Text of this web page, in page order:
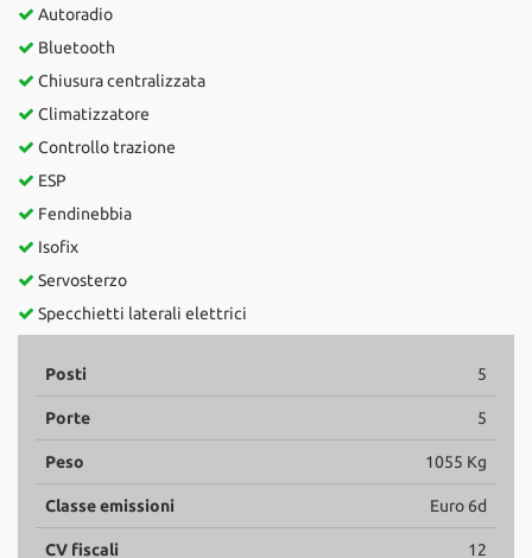
Autoradio
Bluetooth
Chiusura centralizzata
Climatizzatore
Controllo trazione
ESP
Fendinebbia
Isofix
Servosterzo
Specchietti laterali elettrici
Posti 5
Porte 5
Peso 1055 Kg
Classe emissioni Euro 6d
CV fiscali 12